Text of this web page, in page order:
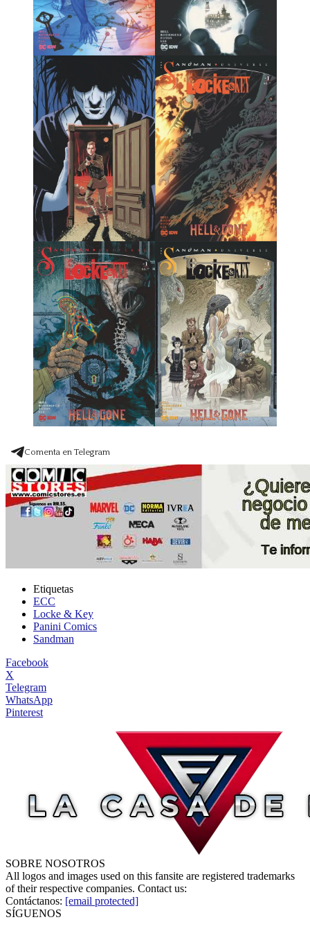
Comenta en Telegram
Etiquetas
ECC
Locke & Key
Panini Comics
Sandman
Facebook
X
Telegram
WhatsApp
Pinterest
SOBRE NOSOTROS
All logos and images used on this fansite are registered trademarks
of their respective companies. Contact us:
Contáctanos: [email protected]
SÍGUENOS